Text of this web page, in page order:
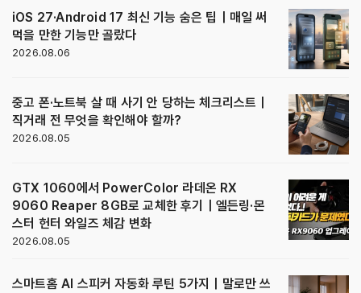
iOS 27·Android 17 최신 기능 숨은 팁｜매일 써
먹을 만한 기능만 골랐다
2026.08.06
중고 폰·노트북 살 때 사기 안 당하는 체크리스트｜
직거래 전 무엇을 확인해야 할까?
2026.08.05
GTX 1060에서 PowerColor 라데온 RX
9060 Reaper 8GB로 교체한 후기｜엘든링·몬
스터 헌터 와일즈 체감 변화
2026.08.05
스마트홈 AI 스피커 자동화 루틴 5가지｜말로만 쓰